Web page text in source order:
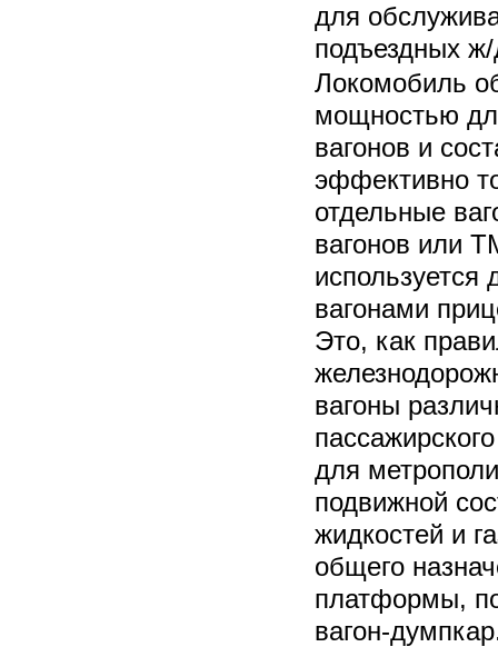
для
подъездных
Локомобиль
мощностью
вагонов и
эффективно
отдельные
вагонов или
используется
вагонами
Это, как
вагоны
для
подвижной
жидкостей и
общего
платформы,
вагон-